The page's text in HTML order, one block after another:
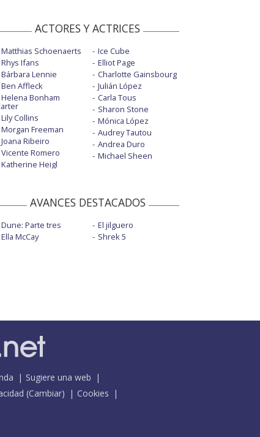
ACTORES Y ACTRICES
Matthias Schoenaerts
Rhys Ifans
Bárbara Lennie
Ben Affleck
Helena Bonham
Lily Collins
Morgan Freeman
Joana Ribeiro
Vicente Romero
Katherine Heigl
Ice Cube
Elliot Page
Charlotte Gainsbourg
Julián López
Carla Tous
Sharon Stone
Mónica López
Audrey Tautou
Andrea Duro
Michael Sheen
AVANCES DESTACADOS
Dune: Parte tres
Ella McCay
El jilguero
Shrek 5
Sugiere una web
(Cambiar)
Cookies